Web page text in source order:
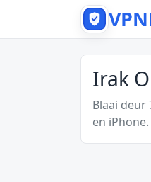
Irak
Blaai deur
en